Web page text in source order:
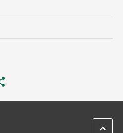
kartě
na nové kartě
otevře na nové kartě
ZPĚT